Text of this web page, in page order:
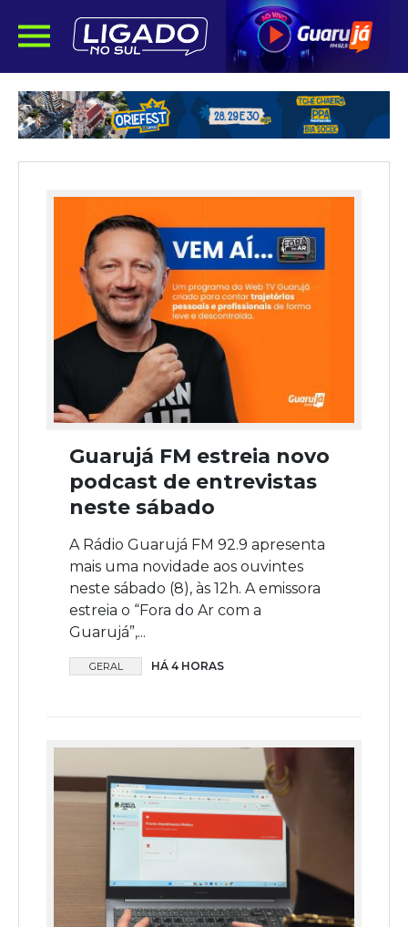
Guarujá FM estreia novo
podcast de entrevistas
neste sábado
A Rádio Guarujá FM 92.9 apresenta
mais uma novidade aos ouvintes
neste sábado (8), às 12h. A emissora
estreia o “Fora do Ar com a
Guarujá”,...
GERAL HÁ 4 HORAS